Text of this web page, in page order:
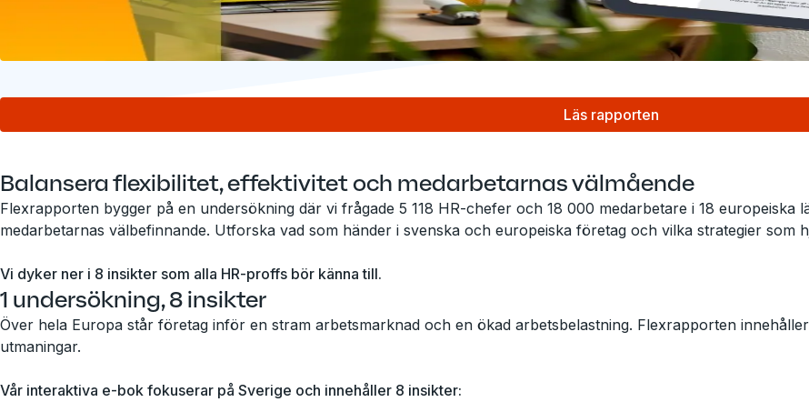
Läs rapporten
Balansera flexibilitet, effektivitet och medarbetarnas välmående
Flexrapporten bygger på en undersökning där vi frågade 5 118 HR-chefer och 18 000 medarbetare i 18 europeiska
medarbetarnas välbefinnande. Utforska vad som händer i svenska och europeiska företag och vilka strategier som
Vi dyker ner i 8 insikter som alla HR-proffs bör känna till.
1 undersökning, 8 insikter
Över hela Europa står företag inför en stram arbetsmarknad och en ökad arbetsbelastning. Flexrapporten
utmaningar.
Vår interaktiva e-bok fokuserar på Sverige och innehåller 8 insikter: